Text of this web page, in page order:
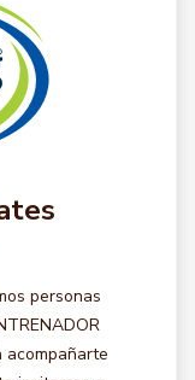
personas
acompañarte